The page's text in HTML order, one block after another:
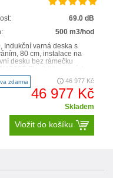
69.0 dB
500 m3/hod
Indukční varná deska s
80 cm, instalace na
desku bez rámečku
combiZone: umožn..
zdarma 46 977 Kč
46 977 Kč
Skladem
Vložit do košíku